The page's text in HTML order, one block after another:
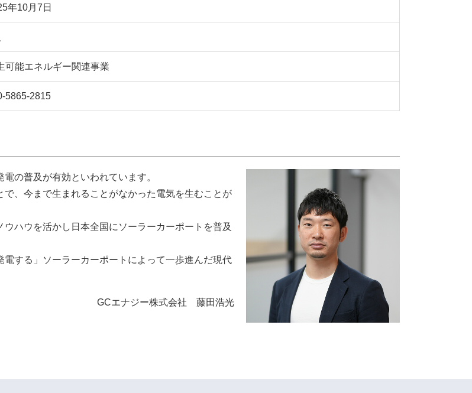
年10月7日
可能エネルギー関連事業
5865-2815
の普及が有効といわれています。
、今まで生まれることがなかった電気を生むことが
ハウを活かし日本全国にソーラーカーポートを普及
する」ソーラーカーポートによって一歩進んだ現代
GCエナジー株式会社 藤田浩光